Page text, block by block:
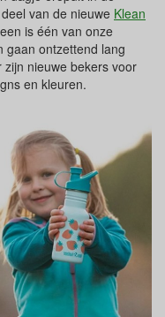
van de nieuwe Klean
is één van onze
gaan ontzettend lang
nieuwe bekers voor
en kleuren.